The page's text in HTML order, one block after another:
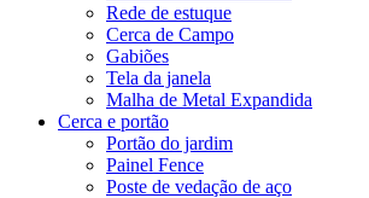
Rede de estuque
Cerca de Campo
Gabiões
Tela da janela
Malha de Metal Expandida
Cerca e portão
Portão do jardim
Painel Fence
Poste de vedação de aço